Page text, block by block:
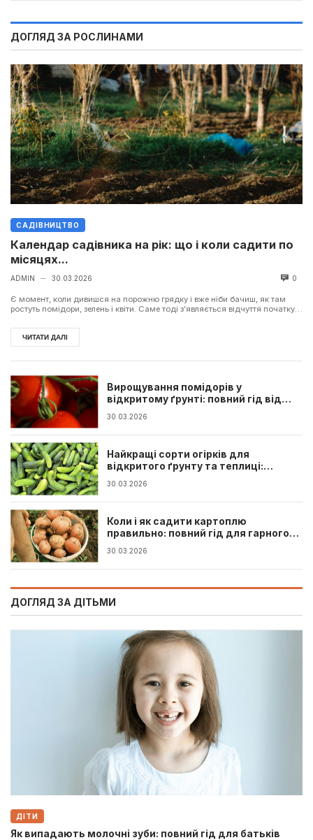
ДОГЛЯД ЗА РОСЛИНАМИ
САДІВНИЦТВО
Календар садівника на рік: що і коли садити по
місяцях...
ADMIN — 30.03.2026 0
Є момент, коли дивишся на порожню грядку і вже ніби бачиш, як там
ростуть помідори, зелень і квіти. Саме тоді з’являється відчуття початку
ЧИТАТИ ДАЛІ
Вирощування помідорів у
відкритому ґрунті: повний гід від
розсади до врожаю
30.03.2026
Найкращі сорти огірків для
відкритого ґрунту та теплиці:
повний гід
30.03.2026
Коли і як садити картоплю
правильно: повний гід для гарного
врожаю
30.03.2026
ДОГЛЯД ЗА ДІТЬМИ
ДІТИ
Як випадають молочні зуби: повний гід для батьків